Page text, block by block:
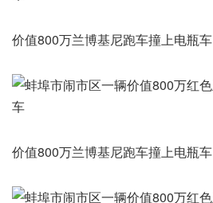
价值800万兰博基尼跑车撞上电瓶车
价值800万兰博基尼跑车撞上电瓶车